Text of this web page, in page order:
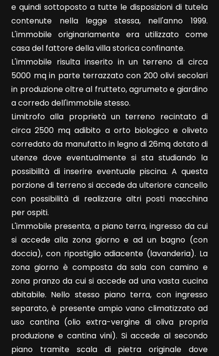
e quindi sottoposto a tutte le disposizioni di tutela
contenute nella legge stessa, nell'anno 1999.
L'immobile originariamente era utilizzato come
casa del fattore della villa storica confinante.
L'immobile risulta inserito in un terreno di circa
5000 mq in parte terrazzato con 200 olivi secolari
in produzione oltre al frutteto, agrumeto e giardino
a corredo dell'immobile stesso.
Limitrofo alla proprietà un terreno recintato di
circa 2500 mq adibito a orto biologico e oliveto
corredato da manufatto in legno di 26mq dotato di
utenze dove eventualmente si sta studiando la
possibilità di inserire eventuale piscina. A questa
porzione di terreno si accede da ulteriore cancello
con possibilità di realizzare altri posti macchina
per ospiti.
L'immobile presenta, a piano terra, ingresso da cui
si accede alla zona giorno e ad un bagno (con
doccia), con ripostiglio adiacente (lavanderia). La
zona giorno è composta da sala con camino e
zona pranzo da cui si accede ad una vasta cucina
abitabile. Nello stesso piano terra, con ingresso
separato, è presente ampio vano climatizzato ad
uso cantina (olio extra-vergine di oliva propria
produzione e cantina vini). Si accede al secondo
piano tramite scala di pietra originale dove
Locali
minimi
Qualsiasi
2
3
4
5
5+
Bagni
minimi
Qualsiasi